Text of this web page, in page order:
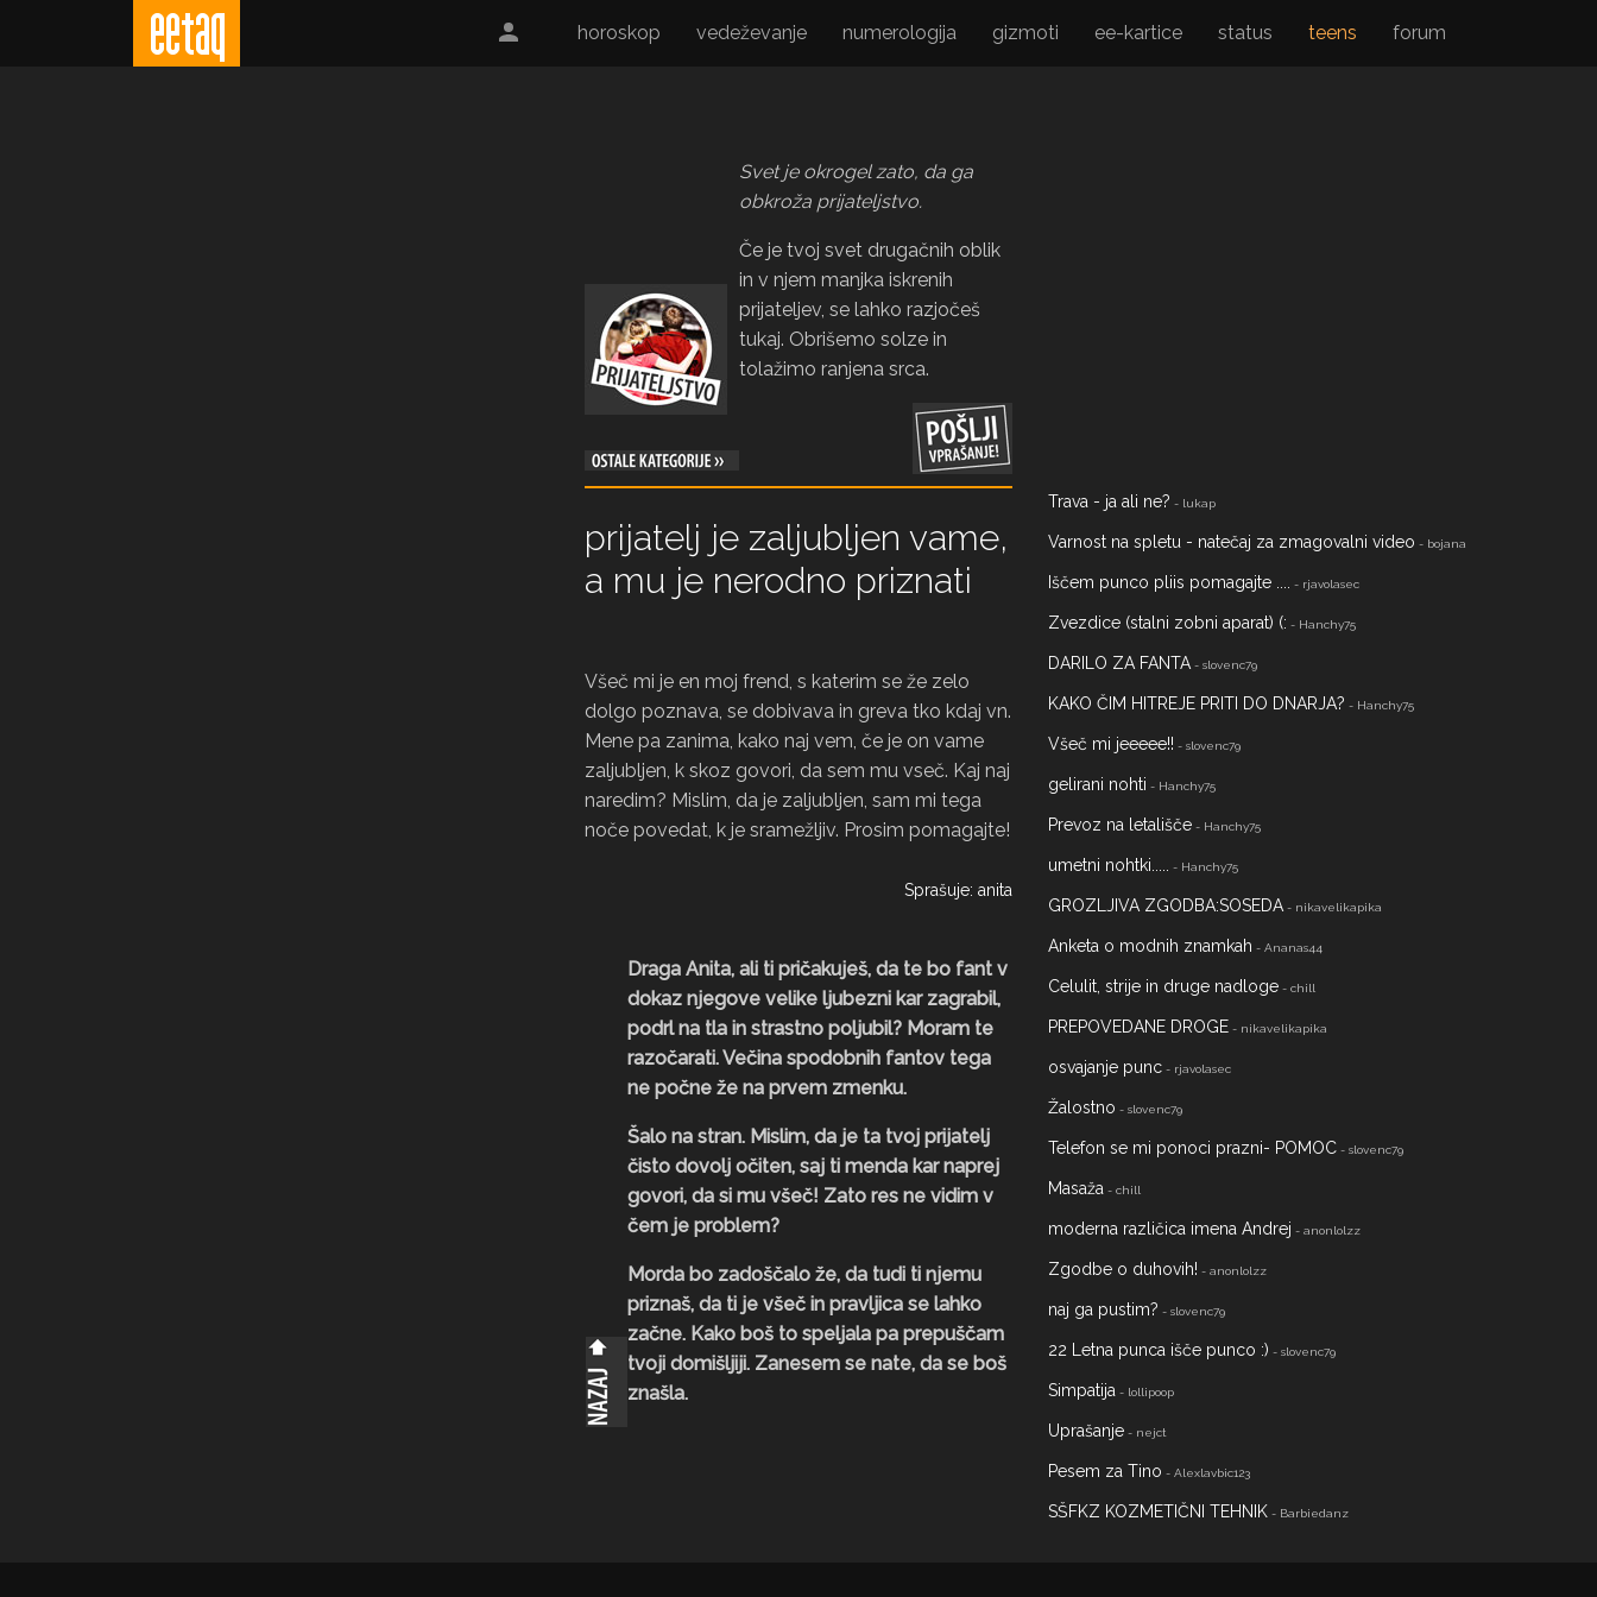
horoskop vedeževanje numerologija gizmoti ee-kartice status teens forum
Svet je okrogel zato, da ga
obkroža prijateljstvo.
Če je tvoj svet drugačnih oblik
in v njem manjka iskrenih
prijateljev, se lahko razjočeš
tukaj. Obrišemo solze in
tolažimo ranjena srca.
prijatelj je zaljubljen vame,
a mu je nerodno priznati
Všeč mi je en moj frend, s katerim se že zelo
dolgo poznava, se dobivava in greva tko kdaj vn.
Mene pa zanima, kako naj vem, če je on vame
zaljubljen, k skoz govori, da sem mu vseč. Kaj naj
naredim? Mislim, da je zaljubljen, sam mi tega
noče povedat, k je sramežljiv. Prosim pomagajte!
Sprašuje: anita
Draga Anita, ali ti pričakuješ, da te bo fant v
dokaz njegove velike ljubezni kar zagrabil,
podrl na tla in strastno poljubil? Moram te
razočarati. Večina spodobnih fantov tega
ne počne že na prvem zmenku.
Šalo na stran. Mislim, da je ta tvoj prijatelj
čisto dovolj očiten, saj ti menda kar naprej
govori, da si mu všeč! Zato res ne vidim v
čem je problem?
Morda bo zadoščalo že, da tudi ti njemu
priznaš, da ti je všeč in pravljica se lahko
začne. Kako boš to speljala pa prepuščam
tvoji domišljiji. Zanesem se nate, da se boš
znašla.
Trava - ja ali ne? - lukap
Varnost na spletu - natečaj za zmagovalni video - bojana
Iščem punco pliis pomagajte .... - rjavolasec
Zvezdice (stalni zobni aparat) (: - Hanchy75
DARILO ZA FANTA - slovenc79
KAKO ČIM HITREJE PRITI DO DNARJA? - Hanchy75
Všeč mi jeeeee!! - slovenc79
gelirani nohti - Hanchy75
Prevoz na letališče - Hanchy75
umetni nohtki..... - Hanchy75
GROZLJIVA ZGODBA:SOSEDA - nikavelikapika
Anketa o modnih znamkah - Ananas44
Celulit, strije in druge nadloge - chill
PREPOVEDANE DROGE - nikavelikapika
osvajanje punc - rjavolasec
Žalostno - slovenc79
Telefon se mi ponoci prazni- POMOC - slovenc79
Masaža - chill
moderna različica imena Andrej - anonlolzz
Zgodbe o duhovih! - anonlolzz
naj ga pustim? - slovenc79
22 Letna punca išče punco :) - slovenc79
Simpatija - lollipoop
Uprašanje - nejct
Pesem za Tino - Alexlavbic123
SŠFKZ KOZMETIČNI TEHNIK - Barbiedanz